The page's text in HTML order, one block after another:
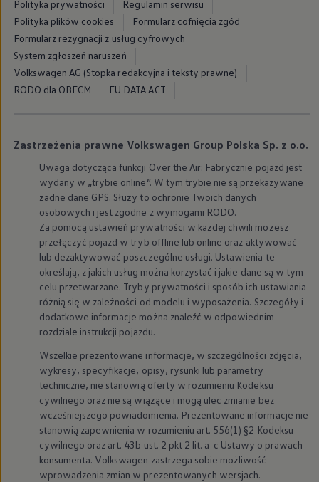
Polityka prywatności
Regulamin serwisu
Polityka plików cookies
Formularz cofnięcia zgód
Formularz rezygnacji z usług cyfrowych
System zgłoszeń naruszeń
Volkswagen AG (Stopka redakcyjna i teksty prawne)
RODO dla OBFCM
EU DATA ACT
Zastrzeżenia prawne Volkswagen Group Polska Sp. z o.o.
Uwaga dotycząca funkcji Over the Air: Fabrycznie pojazd jest
wydany w „trybie online”. W tym trybie nie są przekazywane
żadne dane GPS. Służy to ochronie Twoich danych
osobowych i jest zgodne z wymogami RODO.
Za pomocą ustawień prywatności w każdej chwili możesz
przełączyć pojazd w tryb offline lub online oraz aktywować
lub dezaktywować poszczególne usługi. Ustawienia te
określają, z jakich usług można korzystać i jakie dane są w tym
celu przetwarzane. Tryby prywatności i sposób ich ustawiania
różnią się w zależności od modelu i wyposażenia. Szczegóły i
dodatkowe informacje można znaleźć w odpowiednim
rozdziale instrukcji pojazdu.
Wszelkie prezentowane informacje, w szczególności zdjęcia,
wykresy, specyfikacje, opisy, rysunki lub parametry
techniczne, nie stanowią oferty w rozumieniu Kodeksu
cywilnego oraz nie są wiążące i mogą ulec zmianie bez
wcześniejszego powiadomienia. Prezentowane informacje nie
stanowią zapewnienia w rozumieniu art. 556(1) §2 Kodeksu
cywilnego oraz art. 43b ust. 2 pkt 2 lit. a-c Ustawy o prawach
konsumenta. Volkswagen zastrzega sobie możliwość
wprowadzenia zmian w prezentowanych wersjach.